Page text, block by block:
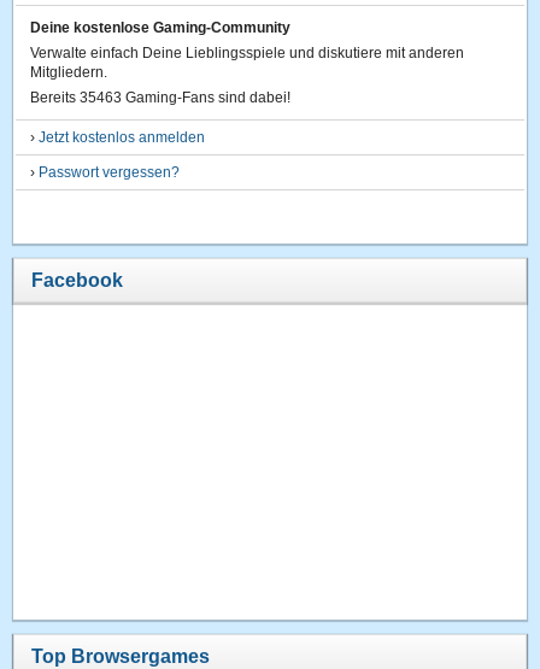
Deine kostenlose Gaming-Community
Verwalte einfach Deine Lieblingsspiele und diskutiere mit anderen
Mitgliedern.
Bereits 35463 Gaming-Fans sind dabei!
›Jetzt kostenlos anmelden
› Passwort vergessen?
Facebook
Top Browsergames